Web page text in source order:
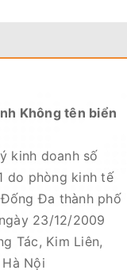
Không tên biển
kinh doanh số
do phòng kinh tế
Đa thành phố
23/12/2009
Tác, Kim Liên,
Nội